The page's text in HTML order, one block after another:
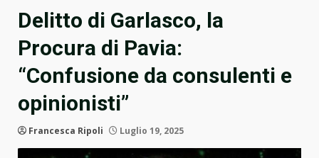
Delitto di Garlasco, la
Procura di Pavia:
“Confusione da consulenti e
opinionisti”
Francesca Ripoli Luglio 19, 2025